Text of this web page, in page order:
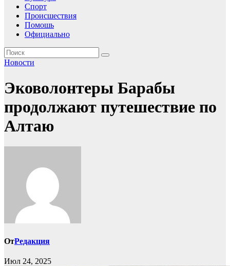
Спорт
Происшествия
Помошь
Официально
Новости
Эковолонтеры Барабы
продолжают путешествие по
Алтаю
ОтРедакция
Июл 24, 2025